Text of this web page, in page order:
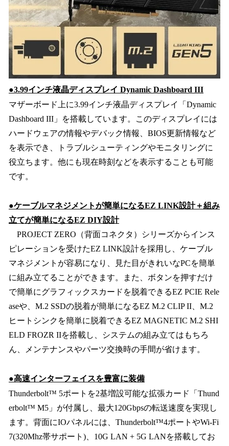
●3.99インチ液晶ディスプレイ Dynamic Dashboard III
マザーボード上に3.99インチ液晶ディスプレイ「Dynamic
Dashboard III」を搭載しています。このディスプレイには
ハードウェアの情報やデバック情報、BIOS更新情報など
を表示でき、トラブルシューティングやモニタリングに
役立ちます。他にも現在時刻などを表示することも可能
です。
●ケーブルマネジメントが簡単になるEZ LINK設計＋組み
立てが簡単になるEZ DIY設計
PROJECT ZERO（背面コネクタ）シリーズからインス
ピレーションを受けたEZ LINK設計を採用し、ケーブル
マネジメントが容易になり、見た目がきれいなPCを簡単
に組み立てることができます。また、ボタンを押すだけ
で簡単にグラフィックスカードを脱着できるEZ PCIE Rele
aseや、M.2 SSDの脱着が簡単になるEZ M.2 CLIP II、M.2
ヒートシンクを簡単に脱着できるEZ MAGNETIC M.2 SHI
ELD FROZR IIを搭載し、システムの組み立てはもちろ
ん、メンテナンスやパーツ交換時の手間が省けます。
●高速インターフェイスを豊富に装備
Thunderbolt™ 5ポートを2基増設可能な拡張カード「Thund
erbolt™ M5」が付属し、最大120Gbpsの転送速度を実現し
ます。背面にIOパネルには、Thunderbolt™4ポートやWi-Fi
7(320Mhz帯サポート)、10G LAN + 5G LANを搭載してお